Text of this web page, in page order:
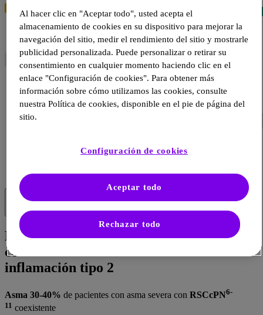
Abreviaturas
Enfermedades de las vías aéreas
coexistentes relacionadas con la
inflamación tipo 2
Asma 30-40% de pacientes con asma severa con RSCcPN6-
11 coexistente
Al hacer clic en "Aceptar todo", usted acepta el
almacenamiento de cookies en su dispositivo para mejorar la
navegación del sitio, medir el rendimiento del sitio y mostrarle
publicidad personalizada. Puede personalizar o retirar su
consentimiento en cualquier momento haciendo clic en el
enlace "Configuración de cookies". Para obtener más
información sobre cómo utilizamos las cookies, consulte
nuestra Política de cookies, disponible en el pie de página del
sitio.
Configuración de cookies
Rechazar todo
Aceptar todo